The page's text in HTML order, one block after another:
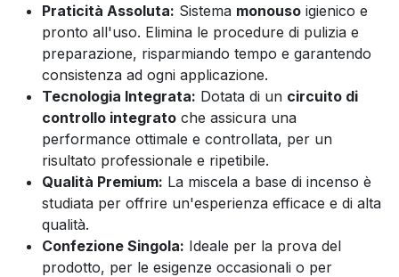
Praticità Assoluta: Sistema monouso igienico e
pronto all'uso. Elimina le procedure di pulizia e
preparazione, risparmiando tempo e garantendo
consistenza ad ogni applicazione.
Tecnologia Integrata: Dotata di un circuito di
controllo integrato che assicura una
performance ottimale e controllata, per un
risultato professionale e ripetibile.
Qualità Premium: La miscela a base di incenso è
studiata per offrire un'esperienza efficace e di alta
qualità.
Confezione Singola: Ideale per la prova del
prodotto, per le esigenze occasionali o per